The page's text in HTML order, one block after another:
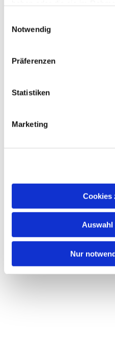
Notwendig
Präferenzen
Statistiken
Marketing
Cookies
Auswahl
Nur
Dies